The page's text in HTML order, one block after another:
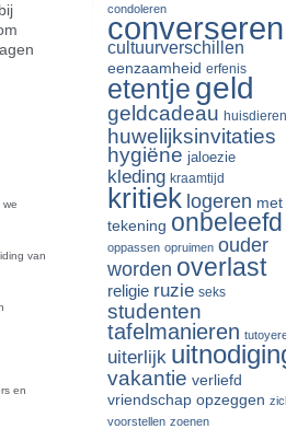
we
van
en
condoleren
converseren
cultuurverschillen
eenzaamheid erfenis
etentje geld
geldcadeau huisdieren
huwelijksinvitaties
hygiëne jaloezie
kleding kraamtijd
kritiek logeren met
tekening onbeleefd
oppassen opruimen ouder
worden overlast
religie ruzie seks
studenten
tafelmanieren
uiterlijk
vakantie verliefd
vriendschap opzeggen
voorstellen zoenen